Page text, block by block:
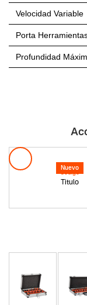
Velocidad Variable
Porta
Profundidad
Nuevo
Titulo